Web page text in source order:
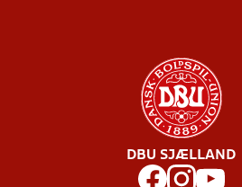
DBU SJÆLLAND